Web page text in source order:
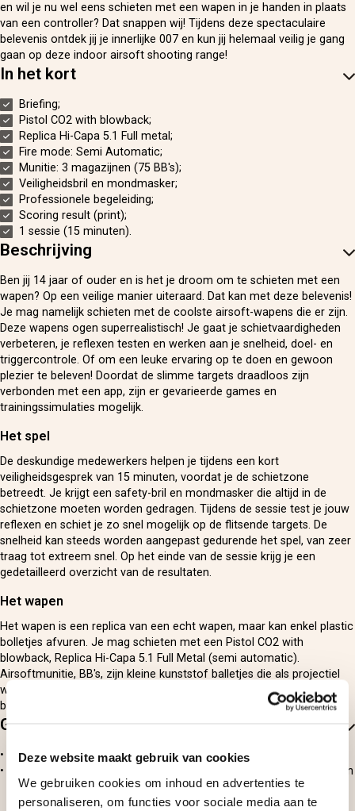
Deze website maakt gebruik van cookies
We gebruiken cookies om inhoud en advertenties te
personaliseren, om functies voor sociale media aan te
en wil je nu wel eens schieten met een wapen in je handen in plaats
van een controller? Dat snappen wij! Tijdens deze spectaculaire
belevenis ontdek jij je innerlijke 007 en kun jij helemaal veilig je gang
gaan op deze indoor airsoft shooting range!
In het kort
Briefing;
Pistol CO2 with blowback;
Replica Hi-Capa 5.1 Full metal;
Fire mode: Semi Automatic;
Munitie: 3 magazijnen (75 BB's);
Veiligheidsbril en mondmasker;
Professionele begeleiding;
Scoring result (print);
1 sessie (15 minuten).
Beschrijving
Ben jij 14 jaar of ouder en is het je droom om te schieten met een
wapen? Op een veilige manier uiteraard. Dat kan met deze belevenis!
Je mag namelijk schieten met de coolste airsoft-wapens die er zijn.
Deze wapens ogen superrealistisch! Je gaat je schietvaardigheden
verbeteren, je reflexen testen en werken aan je snelheid, doel- en
triggercontrole. Of om een leuke ervaring op te doen en gewoon
plezier te beleven! Doordat de slimme targets draadloos zijn
verbonden met een app, zijn er gevarieerde games en
trainingssimulaties mogelijk.
Het spel
De deskundige medewerkers helpen je tijdens een kort
veiligheidsgesprek van 15 minuten, voordat je de schietzone
betreedt. Je krijgt een safety-bril en mondmasker die altijd in de
schietzone moeten worden gedragen. Tijdens de sessie test je jouw
reflexen en schiet je zo snel mogelijk op de flitsende targets. De
snelheid kan steeds worden aangepast gedurende het spel, van zeer
traag tot extreem snel. Op het einde van de sessie krijg je een
gedetailleerd overzicht van de resultaten.
Het wapen
Het wapen is een replica van een echt wapen, maar kan enkel plastic
bolletjes afvuren. Je mag schieten met een Pistol CO2 with
blowback, Replica Hi-Capa 5.1 Full Metal (semi automatic).
Airsoftmunitie, BB's, zijn kleine kunststof balletjes die als projectiel
worden gebruikt. Er wordt gebruik gemaakt van 6mm en 0,20 gram
bio BB's.
Goed om te weten
Deze belevenis is toegankelijk voor iedereen vanaf 14 jaar;
Deze belevenis is voor een persoon. Wil je met meerdere personen
een reservering maken? Koop dan voor iedere persoon een
belevenisbon en reserveer samen.